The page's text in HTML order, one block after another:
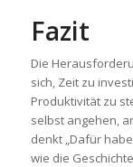
Fazit
Die
sich, Zeit zu
Produktivität zu
selbst angehen,
denkt „Dafür
wie die